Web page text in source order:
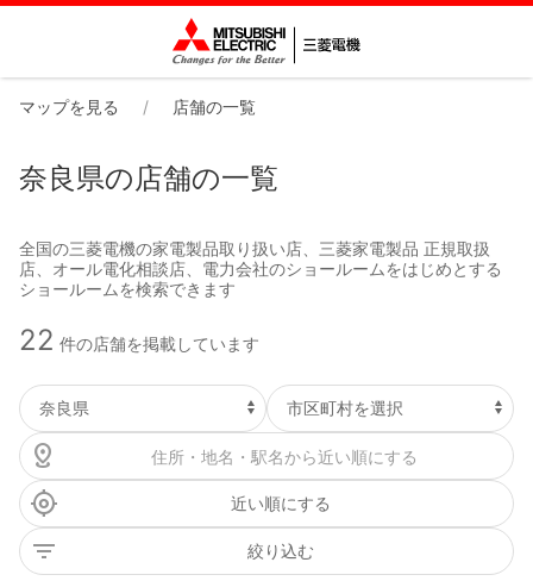
マップを見る 店舗の一覧
奈良県の店舗の一覧
全国の三菱電機の家電製品取り扱い店、三菱家電製品 正規取扱
店、オール電化相談店、電力会社のショールームをはじめとする
ショールームを検索できます
22 件の店舗を掲載しています
近い順にする
絞り込む